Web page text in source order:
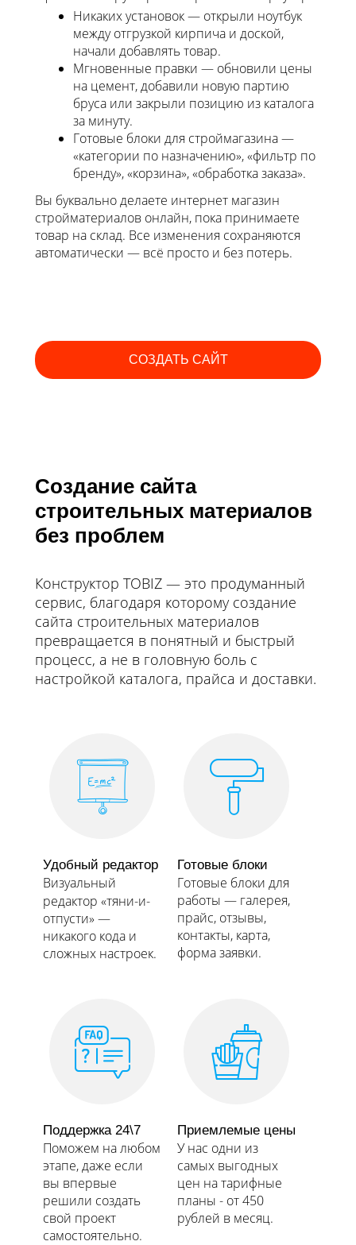
Никаких установок — открыли ноутбук
между отгрузкой кирпича и доской,
начали добавлять товар.
Мгновенные правки — обновили цены
на цемент, добавили новую партию
бруса или закрыли позицию из каталога
за минуту.
Готовые блоки для строймагазина —
«категории по назначению», «фильтр по
бренду», «корзина», «обработка заказа».
Вы буквально делаете интернет магазин
стройматериалов онлайн, пока принимаете
товар на склад. Все изменения сохраняются
автоматически — всё просто и без потерь.
СОЗДАТЬ САЙТ
Создание сайта
строительных материалов
без проблем
Конструктор TOBIZ — это продуманный
сервис, благодаря которому создание
сайта строительных материалов
превращается в понятный и быстрый
процесс, а не в головную боль с
настройкой каталога, прайса и доставки.
Удобный редактор
Визуальный
редактор «тяни-и-
отпусти» —
никакого кода и
сложных настроек.​​​​​​​
Готовые блоки
Готовые блоки для
работы — галерея,
прайс, отзывы,
контакты, карта,
форма заявки.​​​​​​​
Поддержка 24\7
Поможем на любом
этапе, даже если
вы впервые
решили создать
свой проект
самостоятельно.​​​​​​​
Приемлемые цены
У нас одни из
самых выгодных
цен на тарифные
планы - от 450
рублей в месяц.